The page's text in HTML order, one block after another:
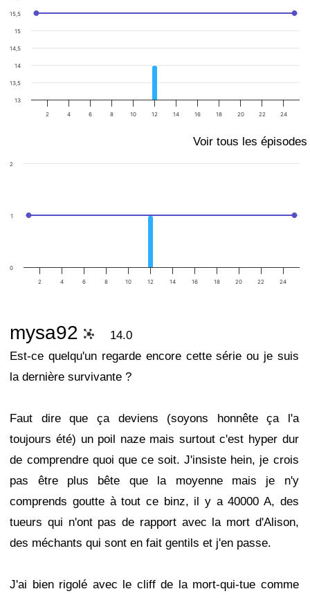
2 4 6 8 10 12 14 16 18 20 22 24
13
13,5
14
14,5
15
15,5
Voir tous les épisodes
2 4 6 8 10 12 14 16 18 20 22 24
0
1
2
mysa92
14.0
Est-ce quelqu'un regarde encore cette série ou je suis
la dernière survivante ?
Faut dire que ça deviens (soyons honnête ça l'a
toujours été) un poil naze mais surtout c'est hyper dur
de comprendre quoi que ce soit. J'insiste hein, je crois
pas être plus bête que la moyenne mais je n'y
comprends goutte à tout ce binz, il y a 40000 A, des
tueurs qui n'ont pas de rapport avec la mort d'Alison,
des méchants qui sont en fait gentils et j'en passe.
J'ai bien rigolé avec le cliff de la mort-qui-tue comme